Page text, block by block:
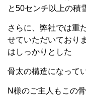
と50センチ以上の積
さらに、弊社では重
せていただいており
はしっかりとした
骨太の構造になって
N様のご主人もこの